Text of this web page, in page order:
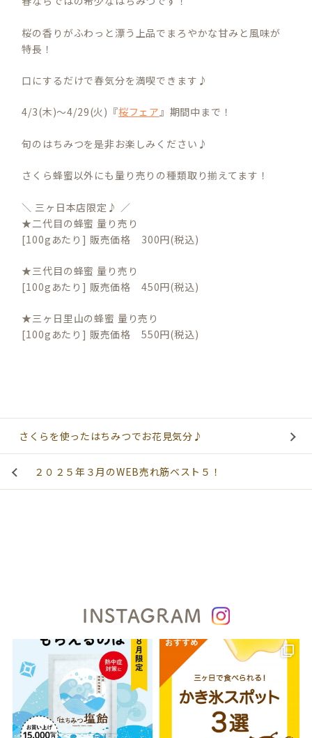
桜の香りがふわっと漂う上品でまろやかな甘みと風味が
特長！
口にするだけで春気分を満喫できます♪
4/3(木)～4/29(火)『桜フェア』期間中まで！
旬のはちみつを是非お楽しみください♪
さくら蜂蜜以外にも量り売りの種類取り揃えてます！
＼ 三ヶ日本店限定♪ ／
★二代目の蜂蜜 量り売り
[100gあたり] 販売価格 300円(税込)
★三代目の蜂蜜 量り売り
[100gあたり] 販売価格 450円(税込)
★三ヶ日里山の蜂蜜 量り売り
[100gあたり] 販売価格 550円(税込)
さくらを使ったはちみつでお花見気分♪
２０２５年３月のWEB売れ筋ベスト５！
INSTAGRAM